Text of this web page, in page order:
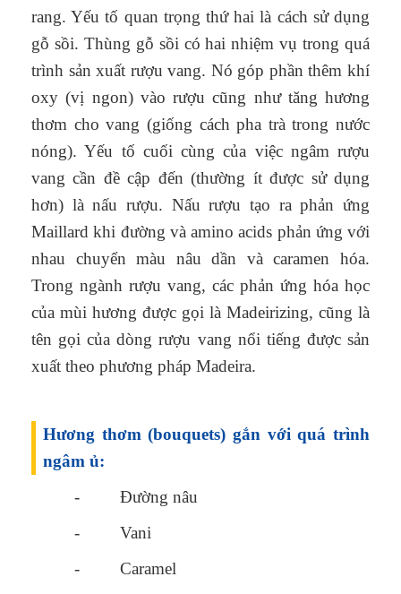
rang. Yếu tố quan trọng thứ hai là cách sử dụng
gỗ sồi. Thùng gỗ sồi có hai nhiệm vụ trong quá
trình sản xuất rượu vang. Nó góp phần thêm khí
oxy (vị ngon) vào rượu cũng như tăng hương
thơm cho vang (giống cách pha trà trong nước
nóng). Yếu tố cuối cùng của việc ngâm rượu
vang cần đề cập đến (thường ít được sử dụng
hơn) là nấu rượu. Nấu rượu tạo ra phản ứng
Maillard khi đường và amino acids phản ứng với
nhau chuyển màu nâu dần và caramen hóa.
Trong ngành rượu vang, các phản ứng hóa học
của mùi hương được gọi là Madeirizing, cũng là
tên gọi của dòng rượu vang nổi tiếng được sản
xuất theo phương pháp Madeira.
Hương thơm (bouquets) gắn với quá trình
ngâm ủ:
- Đường nâu
- Vani
- Caramel